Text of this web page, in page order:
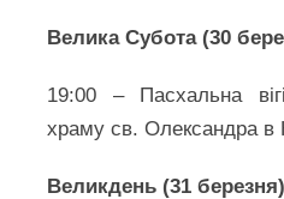
Велика Субота (30
19:00 – Пасхальна
храму св. Олександра в
Великдень (31 березня)